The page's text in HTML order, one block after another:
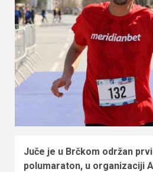
Juče je u Brčkom održan
polumaraton, u organizaciji